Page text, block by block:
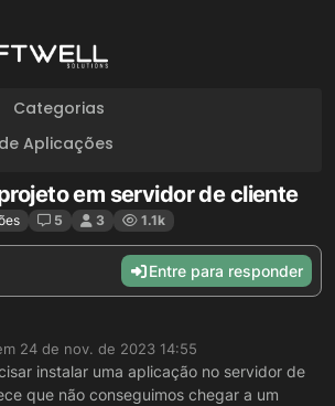
Categorias
Aplicações
em servidor de cliente
5 3 1.1k
Entre para responder
24 de nov. de 2023 14:55
por
instalar uma aplicação no servidor de
que não conseguimos chegar a um